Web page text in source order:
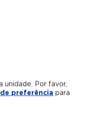
unidade. Por favor,
preferência para